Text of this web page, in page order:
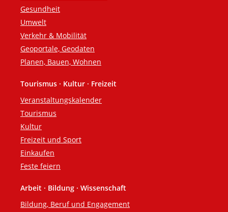
Gesundheit
Umwelt
Verkehr & Mobilität
Geoportale, Geodaten
Planen, Bauen, Wohnen
Tourismus · Kultur · Freizeit
Veranstaltungskalender
Tourismus
Kultur
Freizeit und Sport
Einkaufen
Feste feiern
Arbeit · Bildung · Wissenschaft
Bildung, Beruf und Engagement